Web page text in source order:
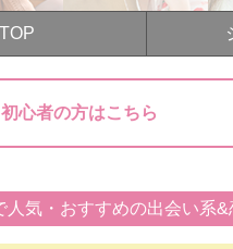
TOP
初心者の方はこちら
人気・おすすめの出会い系